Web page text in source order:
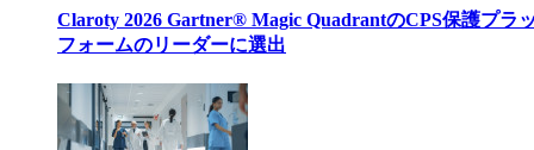
Claroty 2026 Gartner® Magic QuadrantのCPS保護プラ
フォームのリーダーに選出